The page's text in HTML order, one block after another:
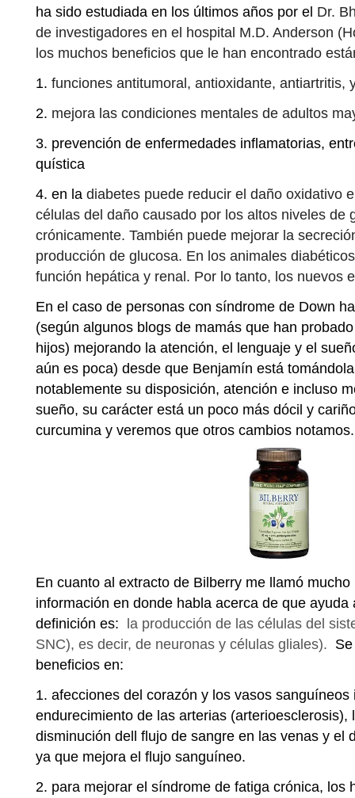
ha sido estudiada en los últimos años por el Dr.
de investigadores en el hospital M.D. Anderson
los muchos beneficios que le han encontrado
1. funciones antitumoral, antioxidante, antiartritis,
2. mejora las condiciones mentales de adultos
3. prevención de enfermedades inflamatorias,
quística
4. en la diabetes puede reducir el daño oxidativo
células del daño causado por los altos niveles de
crónicamente. También puede mejorar la
producción de glucosa. En los animales
función hepática y renal. Por lo tanto, los nuevos
En el caso de personas con síndrome de Down
(según algunos blogs de mamás que han
hijos) mejorando la atención, el lenguaje y el
aún es poca) desde que Benjamín está
notablemente su disposición, atención e incluso
sueño, su carácter está un poco más dócil y
curcumina y veremos que otros cambios notamos.
En cuanto al extracto de Bilberry me llamó
información en donde habla acerca de que
definición es: la producción de las células del
SNC), es decir, de neuronas y células gliales).
beneficios en:
1. afecciones del corazón y los vasos sanguíneos
endurecimiento de las arterias (arterioesclerosis),
disminución dell flujo de sangre en las venas y el
ya que mejora el flujo sanguíneo.
2. para mejorar el síndrome de fatiga crónica, los